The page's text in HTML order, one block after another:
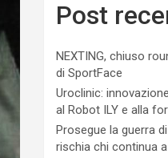
Post
NEXTING, chiuso
di SportFace
Uroclinic:
al Robot ILY e alla
Prosegue la guerra
rischia chi continua